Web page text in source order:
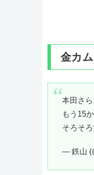
金カ
本田さ
もう15か
そろそ
— 鉄山